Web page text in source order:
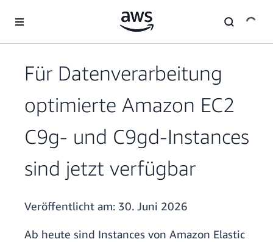
Überspringen zum Hauptinhalt
Für Datenverarbeitung
optimierte Amazon EC2
C9g- und C9gd-Instances
sind jetzt verfügbar
Veröffentlicht am: 30. Juni 2026
Ab heute sind Instances von Amazon Elastic